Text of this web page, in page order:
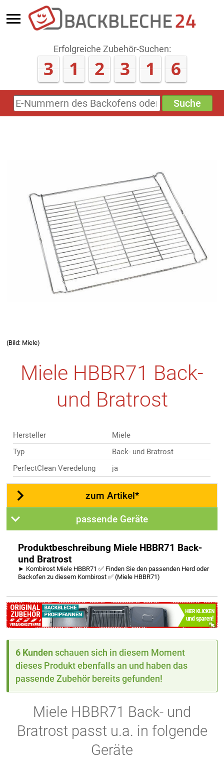
Erfolgreiche Zubehör-Suchen:
3 1 2 3 1 6
E-
Nummern
Suche
(Bild: Miele)
Miele HBBR71 Back-
und Bratrost
Hersteller
Miele
Typ
Back- und Bratrost
PerfectClean Veredelung
ja
zum Artikel*
passende Geräte
Produktbeschreibung Miele HBBR71 Back-
und Bratrost
► Kombirost Miele HBBR71 ✅ Finden Sie den passenden Herd oder
Backofen zu diesem Kombirost ✅ (Miele HBBR71)
6 Kunden schauen sich in diesem Moment
dieses Produkt ebenfalls an und haben das
passende Zubehör bereits gefunden!
Miele HBBR71 Back- und
Bratrost passt u.a. in folgende
Geräte